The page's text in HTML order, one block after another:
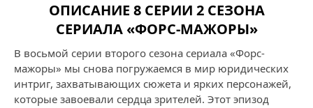
ОПИСАНИЕ 8 СЕРИИ 2 СЕЗОНА
СЕРИАЛА «ФОРС-МАЖОРЫ»
В восьмой серии второго сезона сериала «Форс-
мажоры» мы снова погружаемся в мир юридических
интриг, захватывающих сюжета и ярких персонажей,
которые завоевали сердца зрителей. Этот эпизод